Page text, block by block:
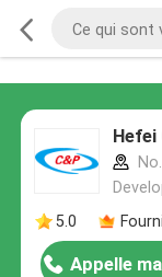
Hefei
5.0
Appelle